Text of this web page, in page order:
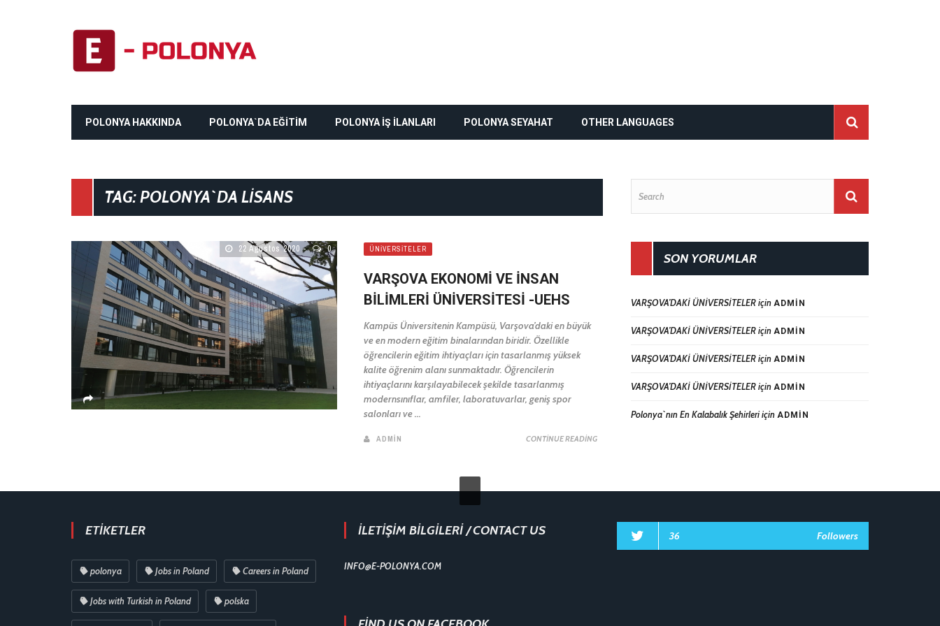
POLONYA HAKKINDA POLONYA`DA EĞİTİM POLONYA İŞ İLANLARI POLONYA SEYAHAT OTHER LANGUAGES
TAG: POLONYA`DA LISANS
22 Ağustos 2020 0 ÜNIVERSITELER
VARŞOVA EKONOMI VE İNSAN
BILIMLERI ÜNIVERSITESI -UEHS
Kampüs Üniversitenin Kampüsü, Varşova’daki en büyük
ve en modern eğitim binalarından biridir. Özellikle
öğrencilerin eğitim ihtiyaçları için tasarlanmış yüksek
kalite öğrenim alanı sunmaktadır. Öğrencilerin
ihtiyaçlarını karşılayabilecek şekilde tasarlanmış
modernsınıflar, amfiler, laboratuvarlar, geniş spor
salonları ve ...
ADMIN CONTINUE READING
SON YORUMLAR
VARŞOVA’DAKİ ÜNİVERSİTELERiçin ADMIN
VARŞOVA’DAKİ ÜNİVERSİTELERiçin ADMIN
VARŞOVA’DAKİ ÜNİVERSİTELERiçin ADMIN
VARŞOVA’DAKİ ÜNİVERSİTELERiçin ADMIN
Polonya`nın En Kalabalık Şehirleriiçin ADMIN
ETIKETLER
polonya Jobs in Poland Careers in Poland
Jobs with Turkish in Poland polska
İLETİŞİM BİLGİLERİ / CONTACT US
INFO@E-POLONYA.COM
36 Followers